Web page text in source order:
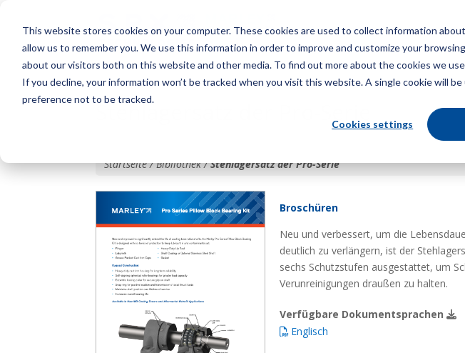
This website stores cookies on your computer. These cookies are used to collect information
allow us to remember you. We use this information in order to improve and customize your
about our visitors both on this website and other media. To find out more about the cookies we
If you decline, your information won’t be tracked when you visit this website. A single cookie will
preference not to be tracked.
Cookies settings
Stehlagersatz der Pro-Serie
Startseite / Bibliothek /Stehlagersatz der Pro-Serie
Broschüren
Neu und verbessert, um die
deutlich zu verlängern, ist der
sechs Schutzstufen ausgestattet, um
Verunreinigungen draußen zu halten.
Verfügbare Dokumentsprachen
Englisch